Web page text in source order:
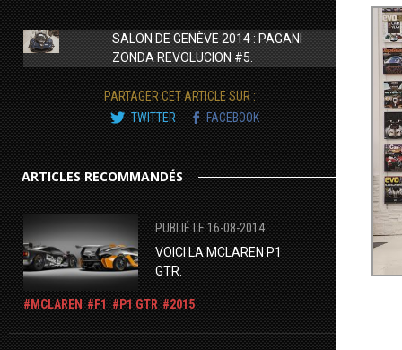
SALON DE GENÈVE 2014 : PAGANI
ZONDA REVOLUCION #5.
PARTAGER CET ARTICLE SUR :
TWITTER
FACEBOOK
ARTICLES RECOMMANDÉS
PUBLIÉ LE 16-08-2014
VOICI LA MCLAREN P1
GTR.
MCLAREN F1 P1 GTR 2015